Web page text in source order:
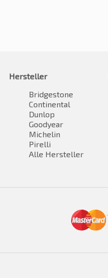
Hersteller
Bridgestone
Continental
Dunlop
Goodyear
Michelin
Pirelli
Alle Hersteller